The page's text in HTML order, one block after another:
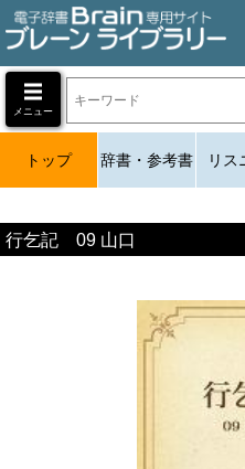
メニュー
トップ 辞書・参考書 リス
行乞記 09 山口